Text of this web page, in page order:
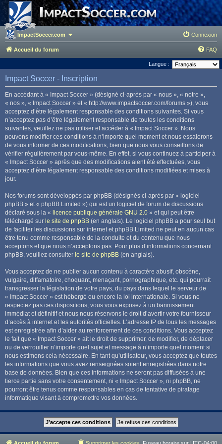
ImpactSoccer.com Connexion
Accueil du forum FAQ
Langue :
Impact Soccer - Inscription
En accédant à « Impact Soccer » (désigné ci-après par « nous », « notre »,
« nos », « Impact Soccer » et « http://www.impactsoccer.com/forums »), vous
acceptez d’être légalement responsable des conditions suivantes. Si vous
n’acceptez pas d’être légalement responsable de toutes les conditions
suivantes, veuillez ne pas utiliser et accéder à « Impact Soccer ». Nous
pouvons modifier ces conditions à n’importe quel moment et nous essaierons
de vous informer de ces modifications, bien que nous vous conseillons de
vérifier régulièrement par vous-même. En effet, si vous continuez à participer à
« Impact Soccer » après que des modifications aient été effectuées, vous
acceptez d’être légalement responsable des conditions modifiées et mises à
jour.
Nos forums sont développés par phpBB (désignés ci-après par « logiciel
phpBB » et « phpBB Limited ») qui est un logiciel de forum de discussions
déclaré sous la « licence publique générale GNU 2.0 » et qui peut être
téléchargé sur le site de phpBB (en anglais). Le logiciel phpBB a pour seul but
de faciliter les discussions sur internet et phpBB Limited ne peut en aucun cas
être tenu comme responsable de la conduite et du contenu que nous
acceptons et que nous n’acceptons pas. Pour plus d’informations concernant
phpBB, veuillez consulter le site de phpBB (en anglais).
Vous acceptez de ne publier aucun contenu à caractère abusif, obscène,
vulgaire, diffamatoire, choquant, menaçant, pornographique, etc. qui pourrait
transgresser la législation de votre pays, du pays dans lequel le serveur de
« Impact Soccer » est hébergé ou encore la loi internationale. Si vous ne
respectez pas ces dispositions, vous vous exposez à un bannissement
immédiat et définitif et nous nous réservons le droit d’avertir votre fournisseur
d’accès à internet et les autorités officielles. L’adresse IP de tous les messages
est enregistrée afin d’aider au renforcement de ces conditions. Vous acceptez
le fait que « Impact Soccer » ait le droit de supprimer, de modifier, de déplacer
ou de verrouiller n’importe quel sujet et message à n’importe quel moment si
nous estimons cela nécessaire. En tant qu’utilisateur, vous acceptez que toutes
les informations que vous avez renseignées soient enregistrées dans notre
base de données. Bien que ces informations ne seront pas diffusées à une
tierce partie sans votre consentement, ni « Impact Soccer », ni phpBB, ne
pourront être tenus comme responsables en cas de tentative de piratage
informatique visant à compromettre vos données.